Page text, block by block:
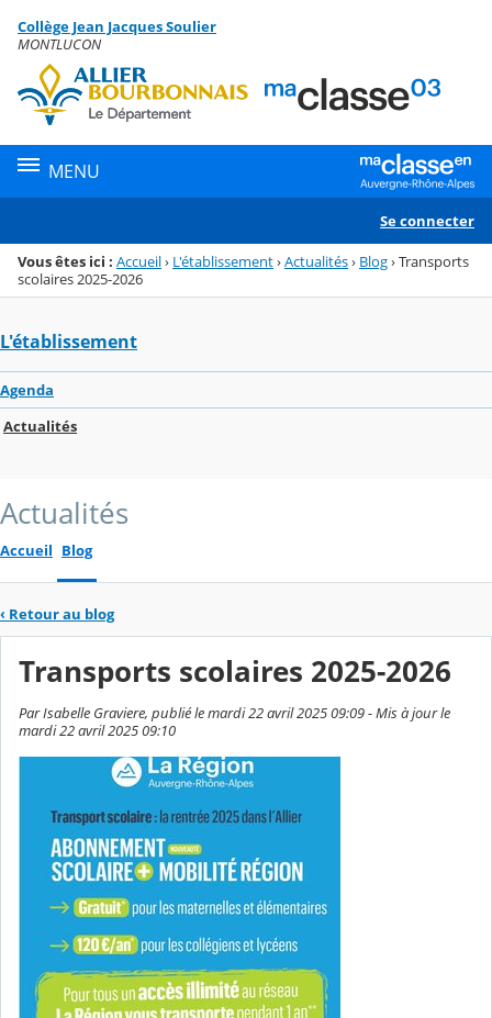
Menu de la rubrique
Contenu
Collège Jean Jacques Soulier
MONTLUCON
MENU
Se connecter
Vous êtes ici : Accueil› L'établissement›Actualités› Blog›Transports
scolaires 2025-2026
L'établissement
Agenda
Actualités
Actualités
Accueil Blog
‹ Retour au blog
Transports scolaires 2025-2026
Par Isabelle Graviere, publié le mardi 22 avril 2025 09:09 - Mis à jour le
mardi 22 avril 2025 09:10